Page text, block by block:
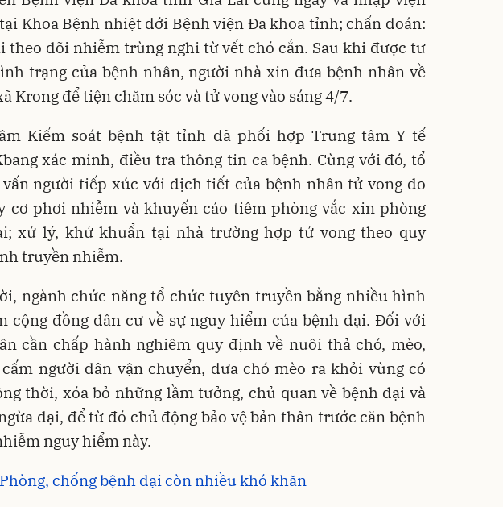
Khoa Bệnh nhiệt đới Bệnh viện Đa khoa tỉnh; chẩn đoán:
theo dõi nhiễm trùng nghi từ vết chó cắn. Sau khi được tư
trạng của bệnh nhân, người nhà xin đưa bệnh nhân về
Krong để tiện chăm sóc và tử vong vào sáng 4/7.
Kiểm soát bệnh tật tỉnh đã phối hợp Trung tâm Y tế
xác minh, điều tra thông tin ca bệnh. Cùng với đó, tổ
người tiếp xúc với dịch tiết của bệnh nhân tử vong do
cơ phơi nhiễm và khuyến cáo tiêm phòng vắc xin phòng
xử lý, khử khuẩn tại nhà trường hợp tử vong theo quy
truyền nhiễm.
ngành chức năng tổ chức tuyên truyền bằng nhiều hình
cộng đồng dân cư về sự nguy hiểm của bệnh dại. Đối với
cần chấp hành nghiêm quy định về nuôi thả chó, mèo,
người dân vận chuyển, đưa chó mèo ra khỏi vùng có
thời, xóa bỏ những lầm tưởng, chủ quan về bệnh dại và
dại, để từ đó chủ động bảo vệ bản thân trước căn bệnh
nguy hiểm này.
chống bệnh dại còn nhiều khó khăn